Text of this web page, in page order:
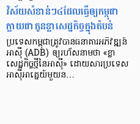
វិស័យ​សំខាន់ៗ​៤​ដែល​ធ្វើ​ឲ្យ​កម្ពុជា​
ក្លាយ​ជា​កូន​ខ្លា​សេដ្ឋកិច្ច​ក្នុង​តំបន់
ប្រទេស​កម្ពុជា​ត្រូវ​បាន​ធនាគារ​អភិវឌ្ឍន៍​
អាស៊ី (ADB) ឲ្យ​រហ័ស​នាមថា «ខ្លា​
សេដ្ឋកិច្ច​ថ្មី​នៃ​អាស៊ី» ដោយសារ​ប្រទេស​
អាស៊ី​អាគ្នេយ៍​មួយ​ន…